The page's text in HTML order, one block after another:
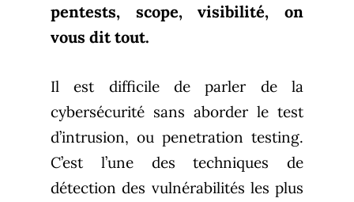
pentests, scope, visibilité, on
vous dit tout.
Il est difficile de parler de la
cybersécurité sans aborder le test
d’intrusion, ou penetration testing.
C’est l’une des techniques de
détection des vulnérabilités les plus